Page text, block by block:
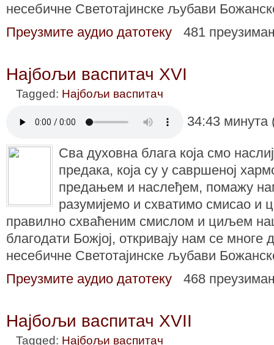
несебичне Светотајинске љубави
Преузмите аудио датотеку
481
Најбољи васпитач XVI
Tagged: Најбољи васпитач
34:43
Сва духовна блага која смо
предака, која су у савршеној
предањем и наслеђем, помажу
разумијемо и схватимо смисао
правилно схваћеним смислом и циљем
благодати Божјој, откривају нам се многе
несебичне Светотајинске љубави
Преузмите аудио датотеку
468
Најбољи васпитач XVII
Tagged: Најбољи васпитач